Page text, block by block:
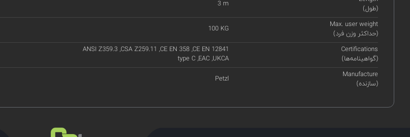
(طول)
3 m
Max. user weight
(حداکثر وزن فرد)
100 KG
Certifications
(گواهینامه‌ها)
ANSI Z359.3 ,CSA Z259.11 ,CE EN 358 ,CE EN 12841
type C ,EAC ,UKCA
Manufacture
(سازنده)
Petzl